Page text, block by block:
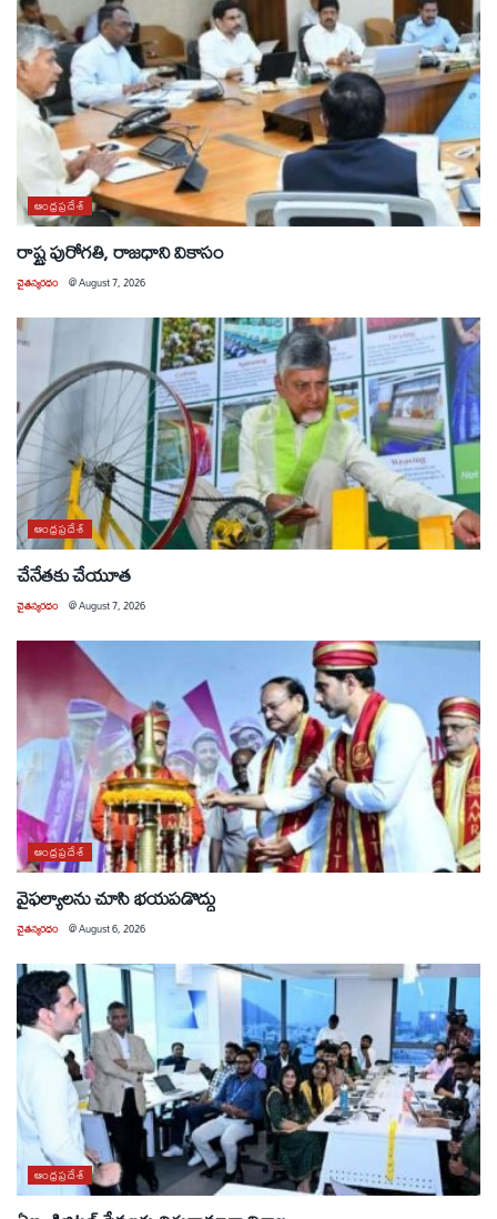
ఆంధ్రప్రదేశ్
రాష్ట్ర పురోగతి, రాజధాని వికాసం
చైతన్యరధం @August 7, 2026
ఆంధ్రప్రదేశ్
చేనేతకు చేయూత
చైతన్యరధం @August 7, 2026
ఆంధ్రప్రదేశ్
వైఫల్యాలను చూసి భయపడొద్దు
చైతన్యరధం @August 6, 2026
ఆంధ్రప్రదేశ్